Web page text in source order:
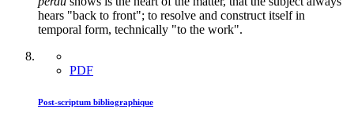
hears "back to front"; to resolve and construct itself in
temporal form, technically "to the work".
PDF
Post-scriptum bibliographique